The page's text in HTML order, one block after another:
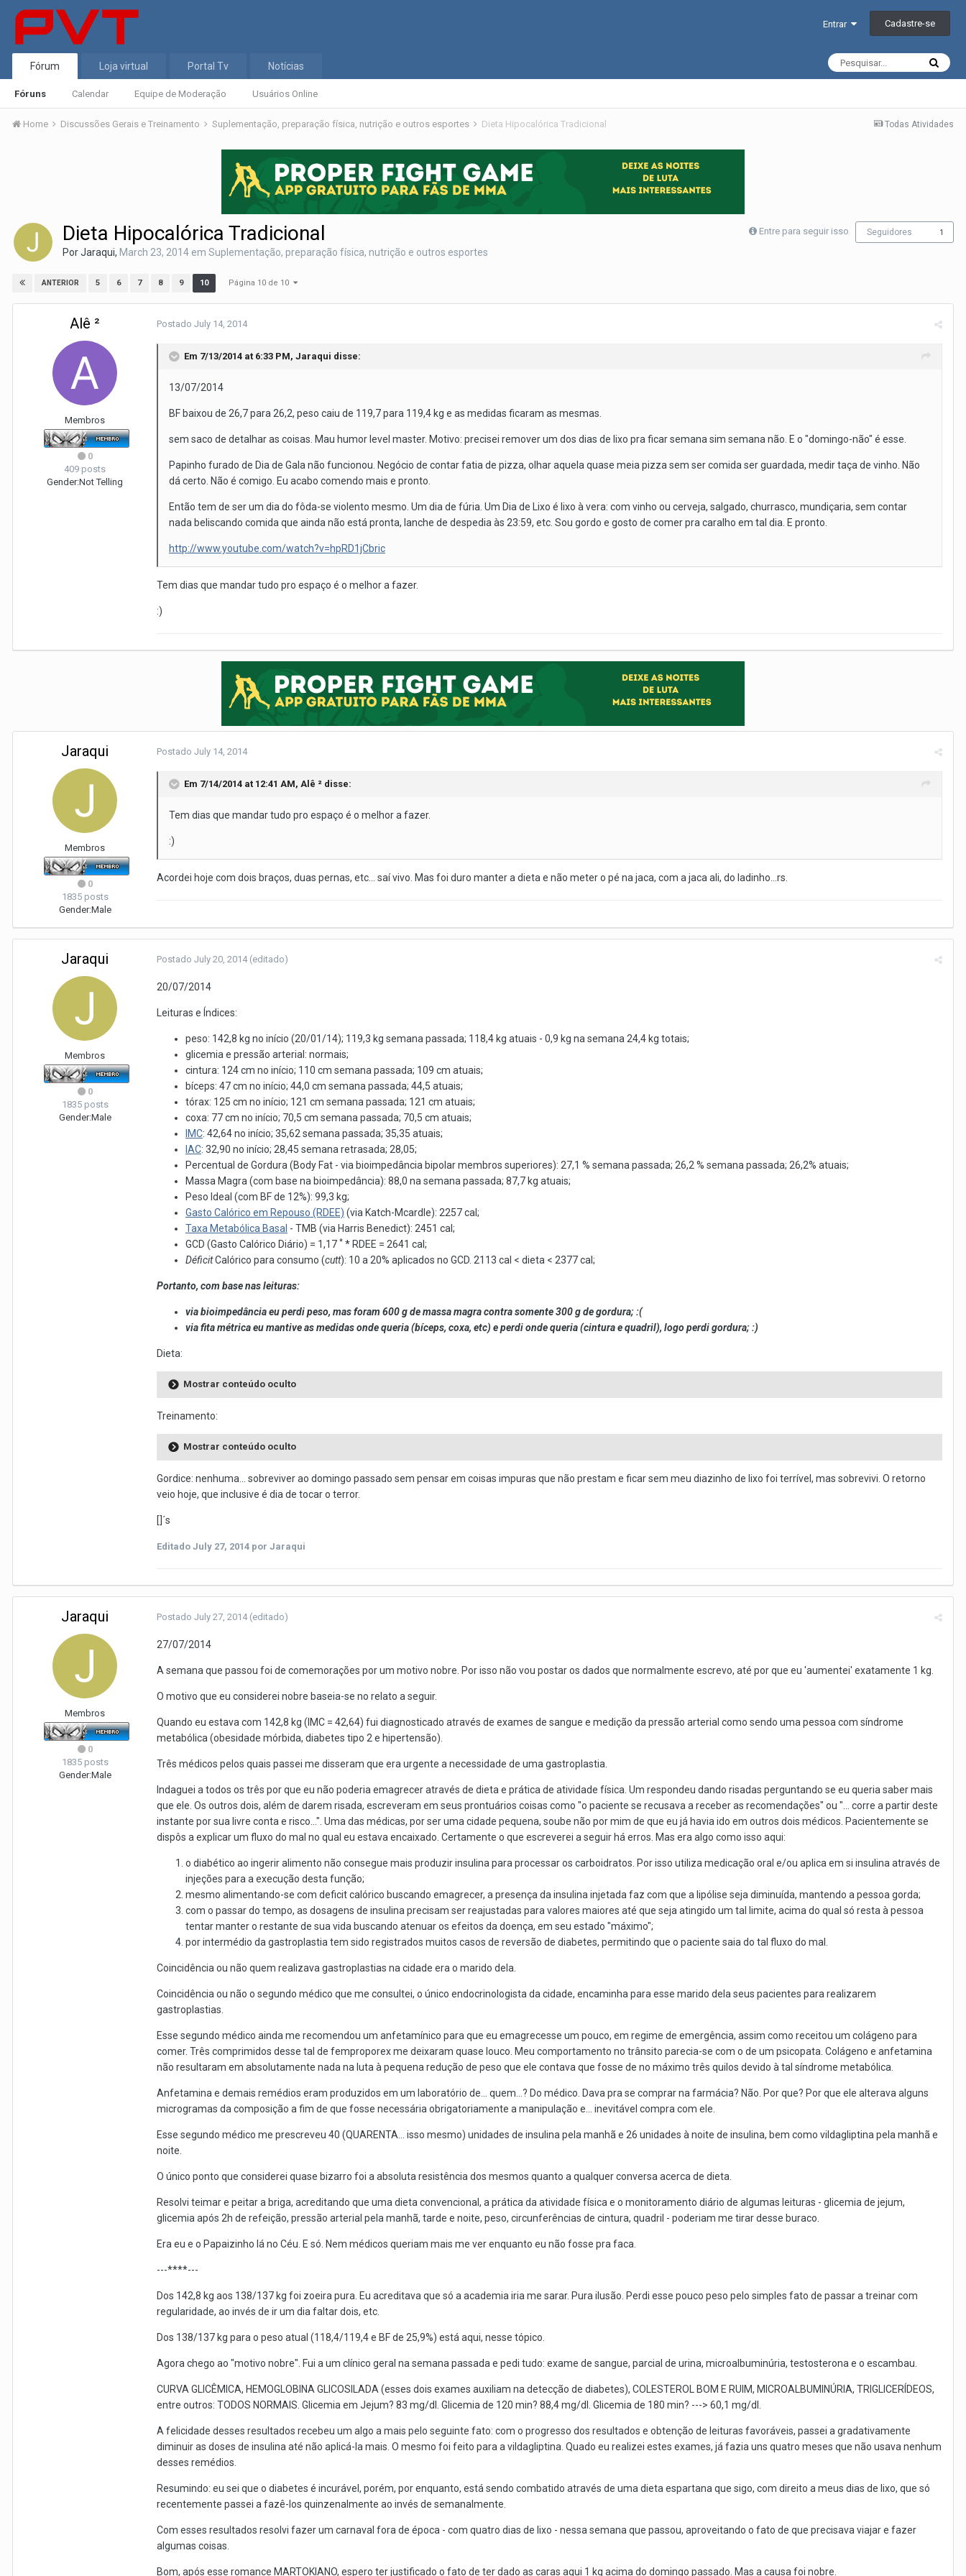
Entrar Cadastre-se
Fórum
Fóruns Calendar Equipe de Moderação Usuários Online
Loja virtual Portal Tv Notícias
Todas Atividades
Home Discussões Gerais e Treinamento Suplementação, preparação física, nutrição e outros esportes Dieta Hipocalórica Tradicional
Entre para seguir isso Seguidores 1
Dieta Hipocalórica Tradicional
PorJaraqui, March 23, 2014 em Suplementação, preparação física, nutrição e outros esportes
ANTERIOR 5 6 7 8 9 10 Página 10 de 10
Alê ²
Membros
0
409 posts
Gender:Not Telling
Postado July 14, 2014
Em 7/13/2014 at 6:33 PM, Jaraqui disse:
13/07/2014
BF baixou de 26,7 para 26,2, peso caiu de 119,7 para 119,4 kg e as medidas ficaram as mesmas.
sem saco de detalhar as coisas. Mau humor level master. Motivo: precisei remover um dos dias de lixo pra ficar semana sim semana não. E o "domingo-não" é esse.
Papinho furado de Dia de Gala não funcionou. Negócio de contar fatia de pizza, olhar aquela quase meia pizza sem ser comida ser guardada, medir taça de vinho. Não
dá certo. Não é comigo. Eu acabo comendo mais e pronto.
Então tem de ser um dia do fôda-se violento mesmo. Um dia de fúria. Um Dia de Lixo é lixo à vera: com vinho ou cerveja, salgado, churrasco, mundiçaria, sem contar
nada beliscando comida que ainda não está pronta, lanche de despedia às 23:59, etc. Sou gordo e gosto de comer pra caralho em tal dia. E pronto.
http://www.youtube.com/watch?v=hpRD1jCbric
Tem dias que mandar tudo pro espaço é o melhor a fazer.
:)
Jaraqui
Membros
0
1835 posts
Gender:Male
Postado July 14, 2014
Em 7/14/2014 at 12:41 AM, Alê ² disse:
Tem dias que mandar tudo pro espaço é o melhor a fazer.
:)
Acordei hoje com dois braços, duas pernas, etc... saí vivo. Mas foi duro manter a dieta e não meter o pé na jaca, com a jaca ali, do ladinho...rs.
Jaraqui
Membros
0
1835 posts
Gender:Male
Postado July 20, 2014 (editado)
20/07/2014
Leituras e Índices:
peso: 142,8 kg no início (20/01/14); 119,3 kg semana passada; 118,4 kg atuais - 0,9 kg na semana 24,4 kg totais;
glicemia e pressão arterial: normais;
cintura: 124 cm no início; 110 cm semana passada; 109 cm atuais;
bíceps: 47 cm no início; 44,0 cm semana passada; 44,5 atuais;
tórax: 125 cm no início; 121 cm semana passada; 121 cm atuais;
coxa: 77 cm no início; 70,5 cm semana passada; 70,5 cm atuais;
IMC: 42,64 no início; 35,62 semana passada; 35,35 atuais;
IAC: 32,90 no início; 28,45 semana retrasada; 28,05;
Percentual de Gordura (Body Fat - via bioimpedância bipolar membros superiores): 27,1 % semana passada; 26,2 % semana passada; 26,2% atuais;
Massa Magra (com base na bioimpedância): 88,0 na semana passada; 87,7 kg atuais;
Peso Ideal (com BF de 12%): 99,3 kg;
Gasto Calórico em Repouso (RDEE) (via Katch-Mcardle): 2257 cal;
Taxa Metabólica Basal - TMB (via Harris Benedict): 2451 cal;
GCD (Gasto Calórico Diário) = 1,17 * * RDEE = 2641 cal;
DéficitCalórico para consumo (cutt): 10 a 20% aplicados no GCD. 2113 cal < dieta < 2377 cal;
Portanto, com base nas leituras:
via bioimpedância eu perdi peso, mas foram 600 g de massa magra contra somente 300 g de gordura; :(
via fita métrica eu mantive as medidas onde queria (bíceps, coxa, etc) e perdi onde queria (cintura e quadril), logo perdi gordura; :)
Dieta:
Mostrar conteúdo oculto
Treinamento:
Mostrar conteúdo oculto
Gordice: nenhuma... sobreviver ao domingo passado sem pensar em coisas impuras que não prestam e ficar sem meu diazinho de lixo foi terrível, mas sobrevivi. O retorno
veio hoje, que inclusive é dia de tocar o terror.
[]´s
Editado July 27, 2014 por Jaraqui
Jaraqui
Membros
0
1835 posts
Gender:Male
Postado July 27, 2014 (editado)
27/07/2014
A semana que passou foi de comemorações por um motivo nobre. Por isso não vou postar os dados que normalmente escrevo, até por que eu 'aumentei' exatamente 1 kg.
O motivo que eu considerei nobre baseia-se no relato a seguir.
Quando eu estava com 142,8 kg (IMC = 42,64) fui diagnosticado através de exames de sangue e medição da pressão arterial como sendo uma pessoa com síndrome
metabólica (obesidade mórbida, diabetes tipo 2 e hipertensão).
Três médicos pelos quais passei me disseram que era urgente a necessidade de uma gastroplastia.
Indaguei a todos os três por que eu não poderia emagrecer através de dieta e prática de atividade física. Um respondeu dando risadas perguntando se eu queria saber mais
que ele. Os outros dois, além de darem risada, escreveram em seus prontuários coisas como "o paciente se recusava a receber as recomendações" ou "... corre a partir deste
instante por sua livre conta e risco...". Uma das médicas, por ser uma cidade pequena, soube não por mim de que eu já havia ido em outros dois médicos. Pacientemente se
dispôs a explicar um fluxo do mal no qual eu estava encaixado. Certamente o que escreverei a seguir há erros. Mas era algo como isso aqui:
o diabético ao ingerir alimento não consegue mais produzir insulina para processar os carboidratos. Por isso utiliza medicação oral e/ou aplica em si insulina através de
injeções para a execução desta função;
mesmo alimentando-se com deficit calórico buscando emagrecer, a presença da insulina injetada faz com que a lipólise seja diminuída, mantendo a pessoa gorda;
com o passar do tempo, as dosagens de insulina precisam ser reajustadas para valores maiores até que seja atingido um tal limite, acima do qual só resta à pessoa
tentar manter o restante de sua vida buscando atenuar os efeitos da doença, em seu estado "máximo";
por intermédio da gastroplastia tem sido registrados muitos casos de reversão de diabetes, permitindo que o paciente saia do tal fluxo do mal.
Coincidência ou não quem realizava gastroplastias na cidade era o marido dela.
Coincidência ou não o segundo médico que me consultei, o único endocrinologista da cidade, encaminha para esse marido dela seus pacientes para realizarem
gastroplastias.
Esse segundo médico ainda me recomendou um anfetamínico para que eu emagrecesse um pouco, em regime de emergência, assim como receitou um colágeno para
comer. Três comprimidos desse tal de femproporex me deixaram quase louco. Meu comportamento no trânsito parecia-se com o de um psicopata. Colágeno e anfetamina
não resultaram em absolutamente nada na luta à pequena redução de peso que ele contava que fosse de no máximo três quilos devido à tal síndrome metabólica.
Anfetamina e demais remédios eram produzidos em um laboratório de... quem...? Do médico. Dava pra se comprar na farmácia? Não. Por que? Por que ele alterava alguns
microgramas da composição a fim de que fosse necessária obrigatoriamente a manipulação e... inevitável compra com ele.
Esse segundo médico me prescreveu 40 (QUARENTA... isso mesmo) unidades de insulina pela manhã e 26 unidades à noite de insulina, bem como vildagliptina pela manhã e
noite.
O único ponto que considerei quase bizarro foi a absoluta resistência dos mesmos quanto a qualquer conversa acerca de dieta.
Resolvi teimar e peitar a briga, acreditando que uma dieta convencional, a prática da atividade física e o monitoramento diário de algumas leituras - glicemia de jejum,
glicemia após 2h de refeição, pressão arterial pela manhã, tarde e noite, peso, circunferências de cintura, quadril - poderiam me tirar desse buraco.
Era eu e o Papaizinho lá no Céu. E só. Nem médicos queriam mais me ver enquanto eu não fosse pra faca.
---****---
Dos 142,8 kg aos 138/137 kg foi zoeira pura. Eu acreditava que só a academia iria me sarar. Pura ilusão. Perdi esse pouco peso pelo simples fato de passar a treinar com
regularidade, ao invés de ir um dia faltar dois, etc.
Dos 138/137 kg para o peso atual (118,4/119,4 e BF de 25,9%) está aqui, nesse tópico.
Agora chego ao "motivo nobre". Fui a um clínico geral na semana passada e pedi tudo: exame de sangue, parcial de urina, microalbuminúria, testosterona e o escambau.
CURVA GLICÊMICA, HEMOGLOBINA GLICOSILADA (esses dois exames auxiliam na detecção de diabetes), COLESTEROL BOM E RUIM, MICROALBUMINÚRIA, TRIGLICERÍDEOS,
entre outros: TODOS NORMAIS. Glicemia em Jejum? 83 mg/dl. Glicemia de 120 min? 88,4 mg/dl. Glicemia de 180 min? ---> 60,1 mg/dl.
A felicidade desses resultados recebeu um algo a mais pelo seguinte fato: com o progresso dos resultados e obtenção de leituras favoráveis, passei a gradativamente
diminuir as doses de insulina até não aplicá-la mais. O mesmo foi feito para a vildagliptina. Quado eu realizei estes exames, já fazia uns quatro meses que não usava nenhum
desses remédios.
Resumindo: eu sei que o diabetes é incurável, porém, por enquanto, está sendo combatido através de uma dieta espartana que sigo, com direito a meus dias de lixo, que só
recentemente passei a fazê-los quinzenalmente ao invés de semanalmente.
Com esses resultados resolvi fazer um carnaval fora de época - com quatro dias de lixo - nessa semana que passou, aproveitando o fato de que precisava viajar e fazer
algumas coisas.
Bom, após esse romance MARTOKIANO, espero ter justificado o fato de ter dado as caras aqui 1 kg acima do domingo passado. Mas a causa foi nobre.